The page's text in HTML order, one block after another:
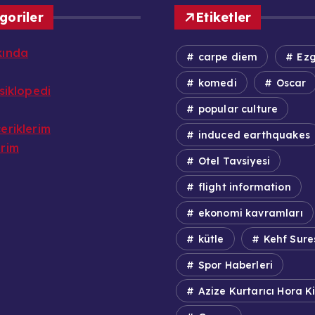
Etiketler
carpe diem
komedi Oscar
popular culture
induced earthquakes
Otel Tavsiyesi
flight information
ekonomi kavramları
kütle Kehf
Spor Haberleri
Azize Kurtarıcı Hora